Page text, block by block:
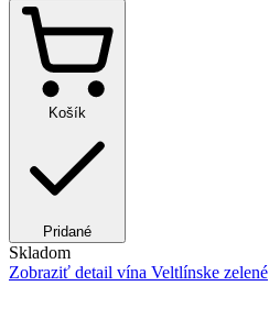
Košík
Pridané
Skladom
Zobraziť detail vína Veltlínske zelené